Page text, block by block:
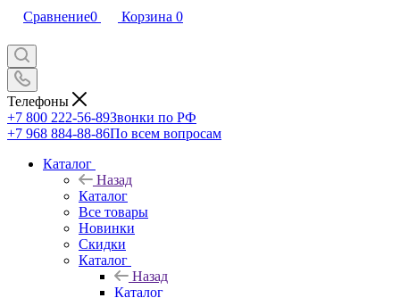
Сравнение0 Корзина 0
Телефоны
+7 800 222-56-89Звонки по РФ
+7 968 884-88-86По всем вопросам
Каталог
Назад
Каталог
Все товары
Новинки
Скидки
Каталог
Назад
Каталог